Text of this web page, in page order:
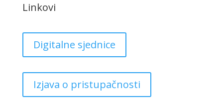
Linkovi
Digitalne sjednice
Izjava o pristupačnosti